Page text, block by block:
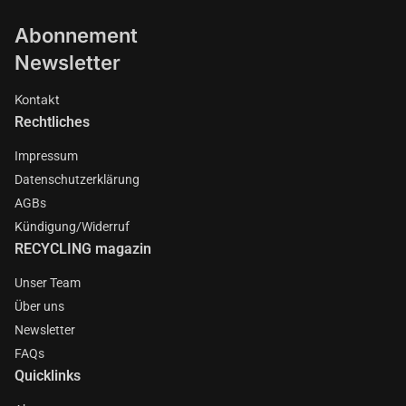
Abonnement
Newsletter
Kontakt
Rechtliches
Impressum
Datenschutzerklärung
AGBs
Kündigung/Widerruf
RECYCLING magazin
Unser Team
Über uns
Newsletter
FAQs
Quicklinks